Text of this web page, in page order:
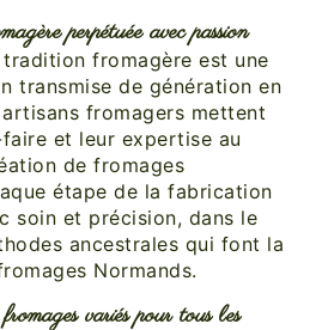
perpétuée avec passion
fromagère est une
transmise de génération en
fromagers mettent
et leur expertise au
de fromages
étape de la fabrication
soin et précision, dans le
ancestrales qui font la
Normands.
variés pour tous les